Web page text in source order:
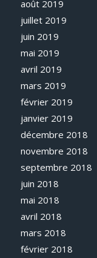
août 2019
juillet 2019
juin 2019
mai 2019
avril 2019
mars 2019
février 2019
janvier 2019
décembre 2018
novembre 2018
septembre 2018
juin 2018
mai 2018
avril 2018
mars 2018
février 2018